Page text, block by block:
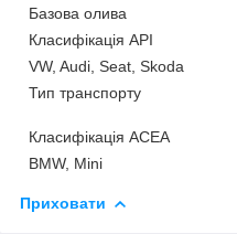
Базова олива
Класифікація API
VW, Audi, Seat, Skoda
Тип транспорту
Класифікація ACEA
BMW, Mini
Приховати